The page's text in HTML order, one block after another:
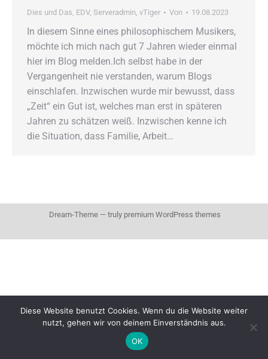
Dies und Das, EDV, Serveradmin, vTiger Von 19.08.2023
In diesem Sinne eines philosophischem Musikers,
möchte ich mich nach gut 7 Jahren wieder einmal
hier im Blog melden.Ich selbst habe in der
Vergangenheit nie verstanden, warum Blogs
einschlafen. Inzwischen wurde mir bewusst, dass
„Zeit“ ein Gut ist, welches man erst in späteren
Jahren zu schätzen weiß. Inzwischen kenne ich
die Situation, dass Familie, Arbeit…
Dream-Theme — truly premium WordPress themes
Diese Website benutzt Cookies. Wenn du die Website weiter
nutzt, gehen wir von deinem Einverständnis aus.
OK